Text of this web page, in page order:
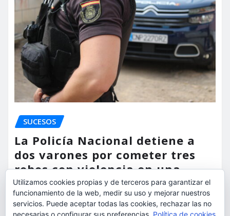
SUCESOS
La Policía Nacional detiene a
dos varones por cometer tres
robos con violencia en una
misma mañana
torrent al dia Ago 7, 2026
Utilizamos cookies propias y de terceros para garantizar el
funcionamiento de la web, medir su uso y mejorar nuestros
servicios. Puede aceptar todas las cookies, rechazar las no
necesarias o configurar sus preferencias. Política de cookies